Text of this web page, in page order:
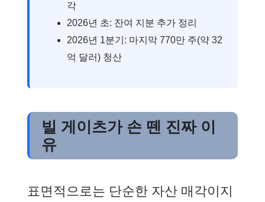
각
2026년 초: 잔여 지분 추가 정리
2026년 1분기: 마지막 770만 주(약 32
억 달러) 청산
빌 게이츠가 손 뗀 진짜 이
유
표면적으로는 단순한 자산 매각이지